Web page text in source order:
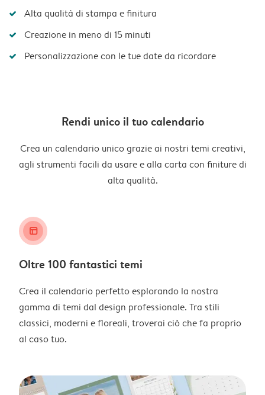
Alta qualità di stampa e finitura
Creazione in meno di 15 minuti
Personalizzazione con le tue date da ricordare
Rendi unico il tuo calendario
Crea un calendario unico grazie ai nostri temi creativi,
agli strumenti facili da usare e alla carta con finiture di
alta qualità.
layout_alt
Oltre 100 fantastici temi
Crea il calendario perfetto esplorando la nostra
gamma di temi dal design professionale. Tra stili
classici, moderni e floreali, troverai ciò che fa proprio
al caso tuo.